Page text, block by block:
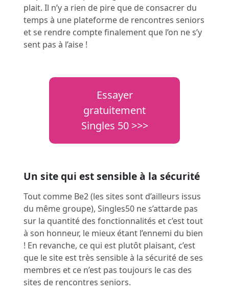
plait. Il n’y a rien de pire que de consacrer du
temps à une plateforme de rencontres seniors
et se rendre compte finalement que l’on ne s’y
sent pas à l’aise !
Essayer
gratuitement
Singles 50 >>>
Un site qui est sensible à la sécurité
Tout comme Be2(les sites sont d’ailleurs issus
du même groupe), Singles50 ne s’attarde pas
sur la quantité des fonctionnalités et c’est tout
à son honneur, le mieux étant l’ennemi du bien
! En revanche, ce qui est plutôt plaisant, c’est
que le site est très sensible à la sécurité de ses
membres et ce n’est pas toujours le cas des
sites de rencontres seniors.